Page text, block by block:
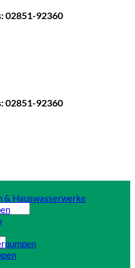
02851-92360
02851-92360
& Hauswasserwerke